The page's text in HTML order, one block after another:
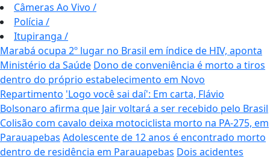
Câmeras Ao Vivo /
Polícia /
Itupiranga /
Marabá ocupa 2º lugar no Brasil em índice de HIV, aponta
Ministério da Saúde Dono de conveniência é morto a tiros
dentro do próprio estabelecimento em Novo
Repartimento 'Logo você sai daí': Em carta, Flávio
Bolsonaro afirma que Jair voltará a ser recebido pelo Brasil
Colisão com cavalo deixa motociclista morto na PA-275, em
Parauapebas Adolescente de 12 anos é encontrado morto
dentro de residência em Parauapebas Dois acidentes